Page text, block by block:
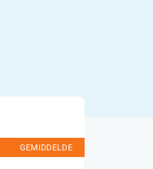
GEMIDDELDE